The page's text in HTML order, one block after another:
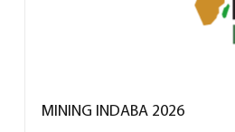
MINING INDABA 2026